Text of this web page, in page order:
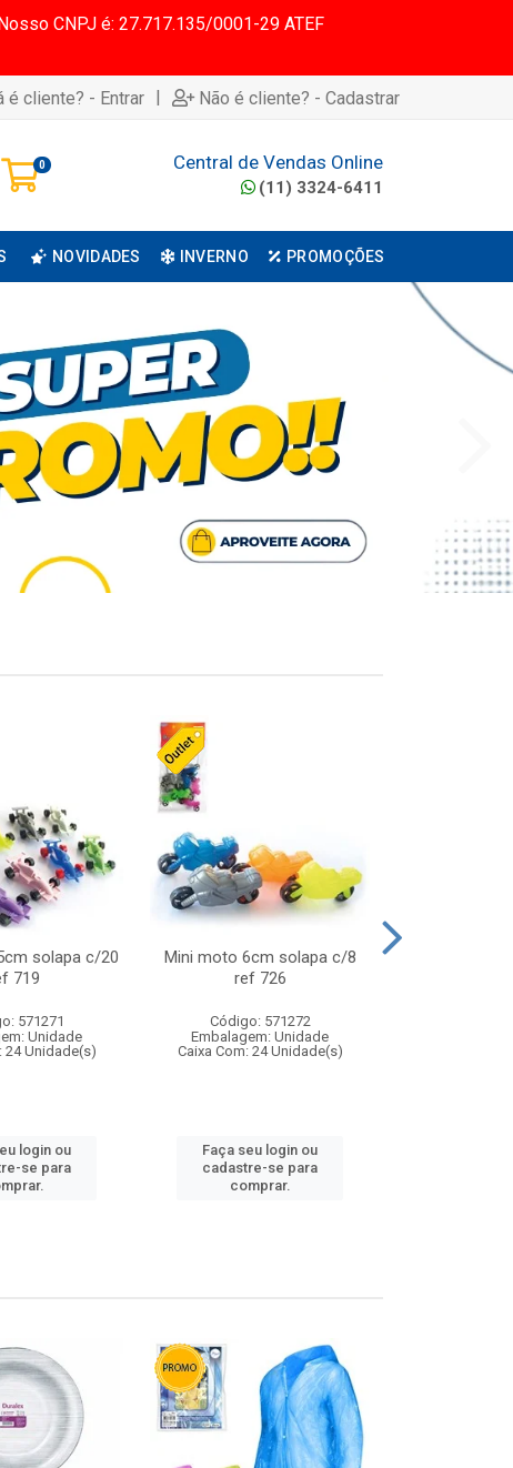
CNPJ é: 27.717.135/0001-29 ATEF
é cliente? - Entrar | Não é cliente? - Cadastrar
0 Central de Vendas Online
(11) 3324-6411
NOVIDADES INVERNO PROMOÇÕES
solapa c/20
719
571271
Unidade
24 Unidade(s)
login ou
se para
Mini moto 6cm solapa c/8
ref 726
Código: 571272
Embalagem: Unidade
Caixa Com: 24 Unidade(s)
Faça seu login ou
cadastre-se para
comprar.